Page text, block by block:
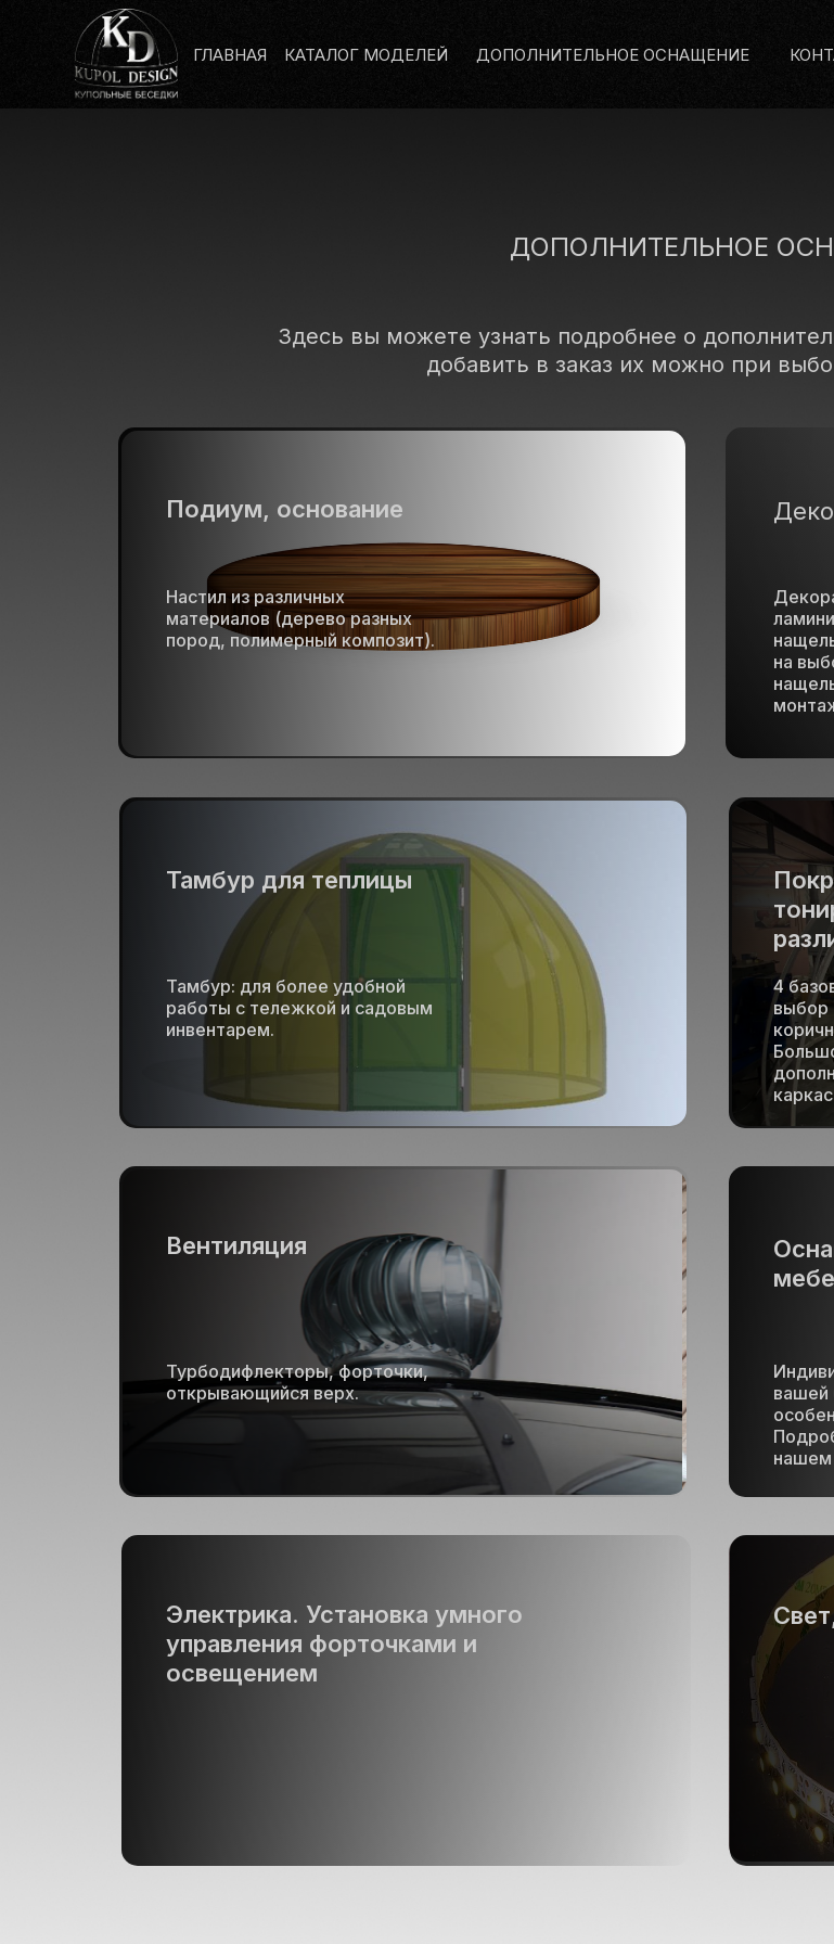
ГЛАВНАЯ КАТАЛОГ МОДЕЛЕЙ ДОПОЛНИТЕЛЬНОЕ ОСНАЩЕНИЕ
ДОПОЛНИТЕЛЬНОЕ
Здесь вы можете узнать подробнее о
добавить в заказ их можно при
Подиум, основание
Настил из различных
материалов (дерево разных
пород, полимерный композит).
на
Тамбур для теплицы
Тамбур: для более удобной
работы с тележкой и садовым
инвентарем.
Вентиляция
Турбодифлекторы, форточки,
открывающийся верх.
вашей
нашем
Электрика. Установка умного
управления форточками и
освещением
4
выбор